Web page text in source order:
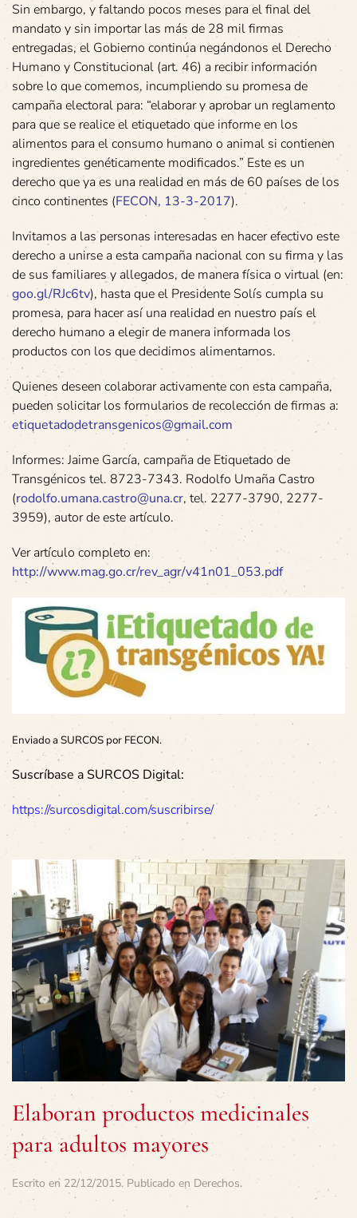
Sin embargo, y faltando pocos meses para el final del
mandato y sin importar las más de 28 mil firmas
entregadas, el Gobierno continúa negándonos el Derecho
Humano y Constitucional (art. 46) a recibir información
sobre lo que comemos, incumpliendo su promesa de
campaña electoral para: “elaborar y aprobar un reglamento
para que se realice el etiquetado que informe en los
alimentos para el consumo humano o animal si contienen
ingredientes genéticamente modificados.” Este es un
derecho que ya es una realidad en más de 60 países de los
cinco continentes (FECON, 13-3-2017).
Invitamos a las personas interesadas en hacer efectivo este
derecho a unirse a esta campaña nacional con su firma y las
de sus familiares y allegados, de manera física o virtual (en:
goo.gl/RJc6tv), hasta que el Presidente Solís cumpla su
promesa, para hacer así una realidad en nuestro país el
derecho humano a elegir de manera informada los
productos con los que decidimos alimentarnos.
Quienes deseen colaborar activamente con esta campaña,
pueden solicitar los formularios de recolección de firmas a:
etiquetadodetransgenicos@gmail.com
Informes: Jaime García, campaña de Etiquetado de
Transgénicos tel. 8723-7343. Rodolfo Umaña Castro
(rodolfo.umana.castro@una.cr, tel. 2277-3790, 2277-
3959), autor de este artículo.
Ver artículo completo en:
http://www.mag.go.cr/rev_agr/v41n01_053.pdf
Enviado a SURCOS por FECON.
Suscríbase a SURCOS Digital:
https://surcosdigital.com/suscribirse/
Elaboran productos medicinales
para adultos mayores
Escrito en 22/12/2015. Publicado en Derechos.